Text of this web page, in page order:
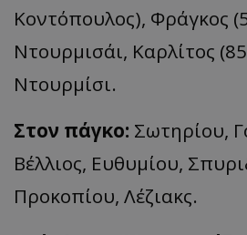
Κοντόπουλος), Φράγκος
Ντουρμισάι, Καρλίτος
Ντουρμίσι.
Στον πάγκο: Σωτηρίου,
Βέλλιος, Ευθυμίου,
Προκοπίου, Λέζιακς.